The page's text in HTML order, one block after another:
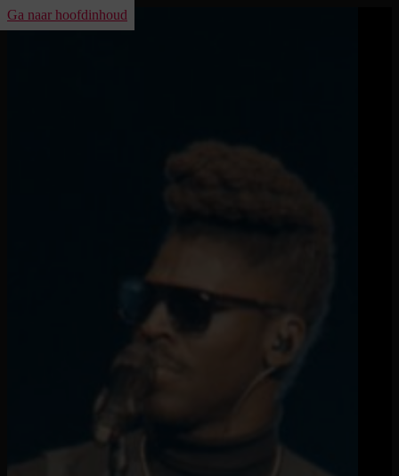
Ga naar hoofdinhoud